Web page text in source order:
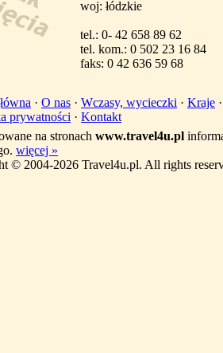
woj: łódzkie
tel.: 0- 42 658 89 62
tel. kom.: 0 502 23 16 84
faks: 0 42 636 59 68
· O nas · Wczasy, wycieczki · Kraje
prywatności · Kontakt
na stronach www.travel4u.pl
więcej »
© 2004-2026 Travel4u.pl. All rights